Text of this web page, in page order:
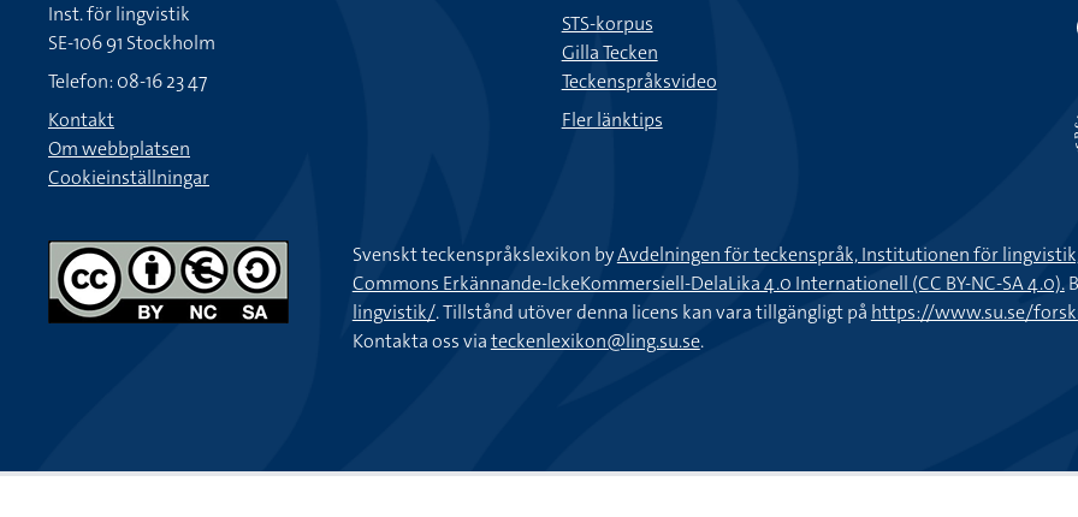
Inst. för lingvistik
SE-106 91 Stockholm
Telefon: 08-16 23 47
Kontakt
Om webbplatsen
Cookieinställningar
STS-korpus
Gilla Tecken
Teckenspråksvideo
Fler länktips
Svenskt teckenspråkslexikon byAvdelningen för teckenspråk, Institutionen för
Commons Erkännande-IckeKommersiell-DelaLika 4.0 Internationell (CC BY-NC-SA 4.0).
lingvistik/. Tillstånd utöver denna licens kan vara tillgängligt på https://www.su.se/
Kontakta oss viateckenlexikon@ling.su.se.